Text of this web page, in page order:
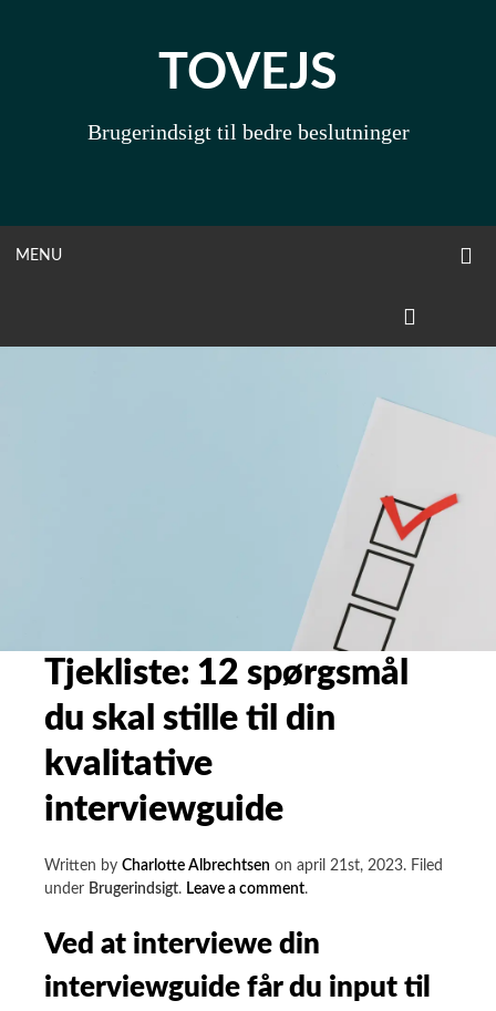
TOVEJS
Brugerindsigt til bedre beslutninger
MENUOPEN
Tjekliste: 12 spørgsmål
du skal stille til din
kvalitative
interviewguide
Written by Charlotte Albrechtsen on april 21st, 2023. Filed
under Brugerindsigt. Leave a commenton
spørgsmål
du
.
Ved at interviewe din
interviewguide får du input til